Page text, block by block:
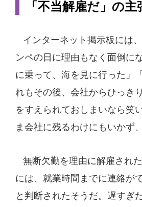
「不当解雇だ」の
インターネット掲示板には
ンペの日に理由もなく面倒に
に乗って、海を見に行った
れもその後、会社からひっき
をすえられておしまいなら笑
ま会社に残るわけにもいかず
無断欠勤を理由に解雇され
には、就業時間までに連絡が
と判断されたそうだ。遅すぎ